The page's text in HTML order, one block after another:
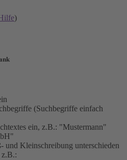
)
(Suchbegriffe einfach
ein, z.B.: "Mustermann"
und Kleinschreibung unterschieden
z.B.: